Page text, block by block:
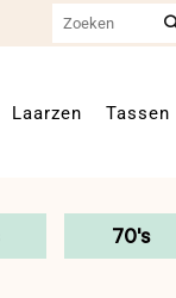
naar:
Laarzen Tassen
70's